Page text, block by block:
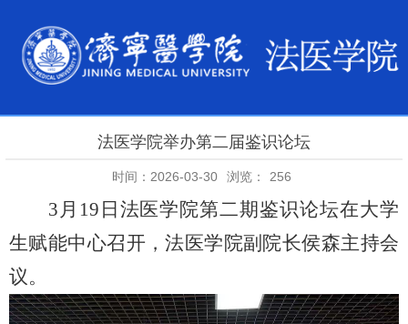
法医学院举办第二届鉴识论坛
时间：2026-03-30 浏览： 256
3月19日法医学院第二期鉴识论坛在大学
生赋能中心召开，法医学院副院长侯森主持会
议。